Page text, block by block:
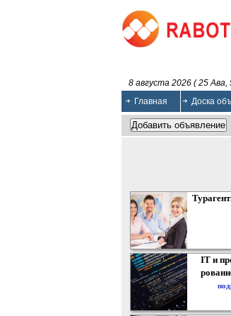
8 августа 2026 ( 25 Ава,
Главная
Доска
IT и